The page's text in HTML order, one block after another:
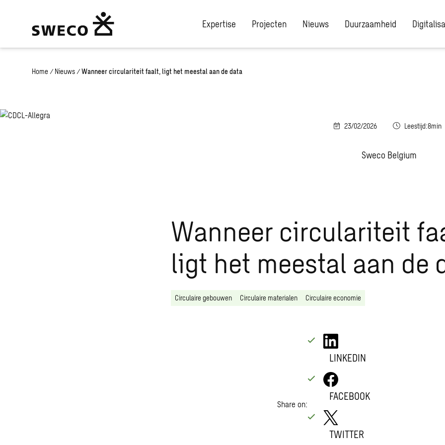
Expertise Projecten Nieuws Duurzaamheid
Home / Nieuws / Wanneer circulariteit faalt, ligt het meestal aan de data
23/02/2026 Leestijd:8min
Sweco Belgium
Wanneer circulariteit
ligt het meestal aan de
Circulaire gebouwen Circulaire materialen Circulaire economie
Share on:
LINKEDIN
FACEBOOK
TWITTER